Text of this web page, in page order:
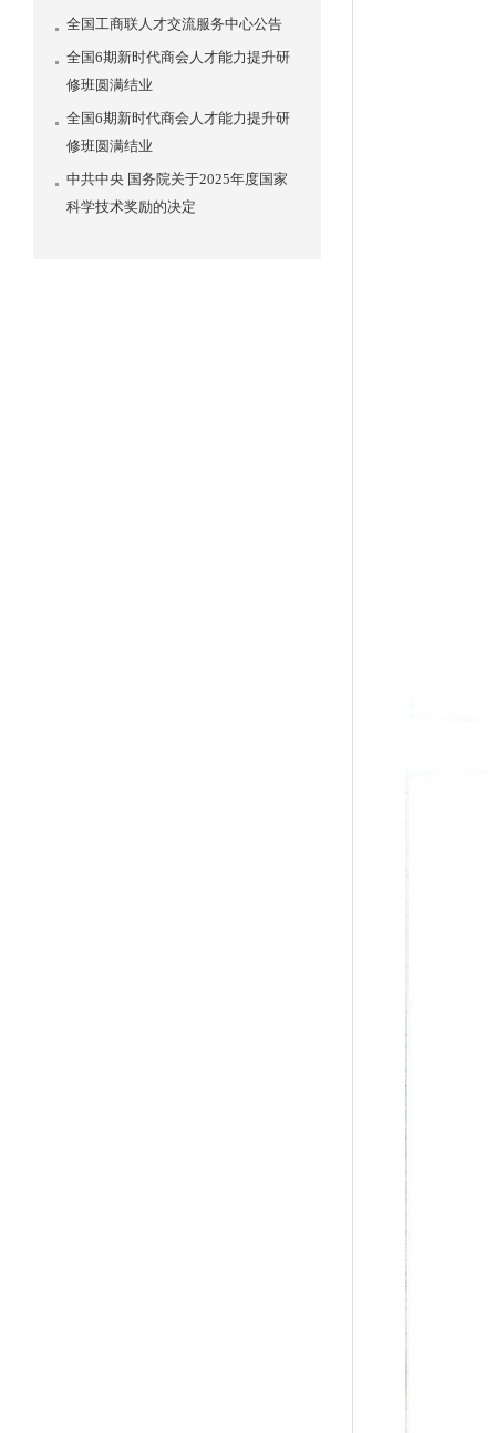
全国工商联人才交流服务中心公告
全国6期新时代商会人才能力提升研
修班圆满结业
全国6期新时代商会人才能力提升研
修班圆满结业
中共中央 国务院关于2025年度国家
科学技术奖励的决定